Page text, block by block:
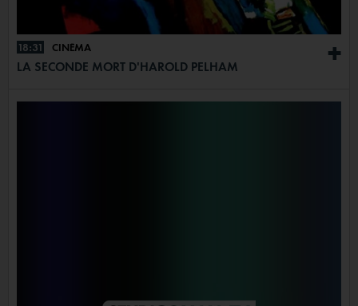
+
18:31 CINÉMA
LA SECONDE MORT D'HAROLD PELHAM